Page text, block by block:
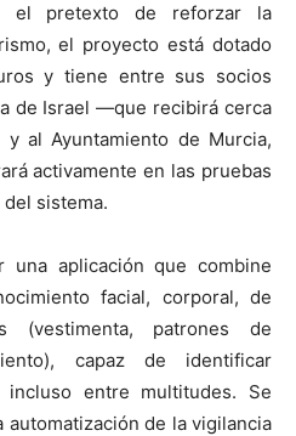
el pretexto de reforzar la
el proyecto está dotado
y tiene entre sus socios
de Israel —que recibirá cerca
al Ayuntamiento de Murcia,
activamente en las pruebas
sistema.
una aplicación que combine
facial, corporal, de
patrones de
capaz de identificar
incluso entre multitudes. Se
automatización de la vigilancia